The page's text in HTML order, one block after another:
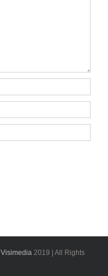
Visimedia 2019 | All Rights